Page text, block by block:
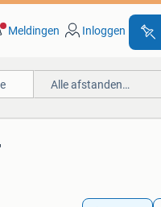
Meldingen Inloggen
Alle afstanden…